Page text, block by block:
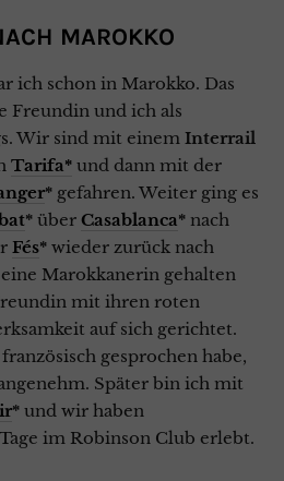
MAROKKO
ich schon in Marokko. Das
Freundin und ich als
Wir sind mit einem Interrail
Tarifa* und dann mit der
* gefahren. Weiter ging es
* über Casablanca* nach
Fés* wieder zurück nach
Marokkanerin gehalten
mit ihren roten
auf sich gerichtet.
gesprochen habe,
Später bin ich mit
* und wir haben
im Robinson Club erlebt.